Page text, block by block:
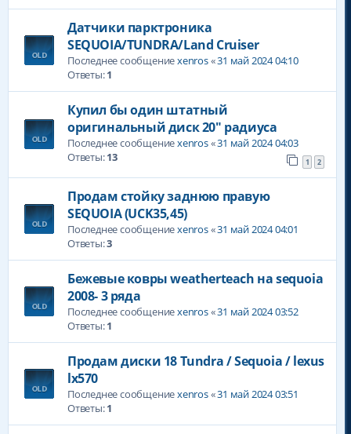
Датчики парктроника
SEQUOIA/TUNDRA/Land Cruiser
Последнее сообщениеxenros«31 май 2024 04:10
Ответы:1
Купил бы один штатный
оригинальный диск 20" радиуса
Последнее сообщениеxenros«31 май 2024 04:03
Ответы:13 1 2
Продам стойку заднюю правую
SEQUOIA (UCK35,45)
Последнее сообщениеxenros«31 май 2024 04:01
Ответы:3
Бежевые ковры weatherteach на sequoia
2008- 3 ряда
Последнее сообщениеxenros«31 май 2024 03:52
Ответы:1
Продам диски 18 Tundra / Sequoia / lexus
lx570
Последнее сообщениеxenros«31 май 2024 03:51
Ответы:1